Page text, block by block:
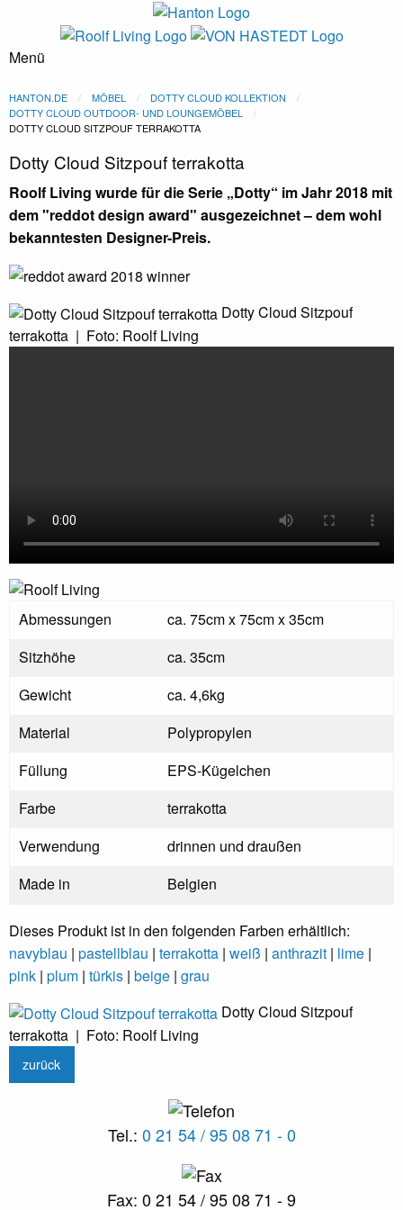
Menü
Dotty Cloud Möbel
Foto: Roolf Living
HANTON.DE MÖBEL
DOTTY CLOUD KOLLEKTION
DOTTY CLOUD OUTDOOR- UND LOUNGEMÖBEL
DOTTY CLOUD SITZPOUF TERRAKOTTA
Dotty Cloud Sitzpouf terrakotta
Roolf Living wurde für die Serie „Dotty“ im Jahr 2018 mit
dem "reddot design award" ausgezeichnet – dem wohl
bekanntesten Designer-Preis.
Dotty Cloud Sitzpouf
terrakotta | Foto: Roolf Living
Abmessungen
ca. 75cm x 75cm x 35cm
Sitzhöhe
ca. 35cm
Gewicht
ca. 4,6kg
Material
Polypropylen
Füllung
EPS-Kügelchen
Farbe
terrakotta
Verwendung
drinnen und draußen
Made in
Belgien
Dieses Produkt ist in den folgenden Farben erhältlich:
navyblau | pastellblau | terrakotta | weiß | anthrazit | lime |
pink | plum | türkis | beige | grau
Dotty Cloud Sitzpouf
terrakotta | Foto: Roolf Living
zurück
Tel.: 0 21 54 / 95 08 71 - 0
Fax: 0 21 54 / 95 08 71 - 9